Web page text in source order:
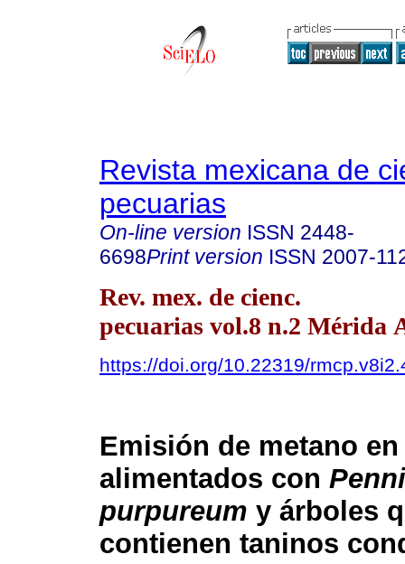
Revista mexicana de
pecuarias
On-line version ISSN 2448-
6698Print version ISSN 2007-
Rev. mex. de cienc.
pecuarias vol.8 n.2 Mérida
https://doi.org/10.22319/
Emisión de metano
alimentados con
purpureum y árboles
contienen taninos